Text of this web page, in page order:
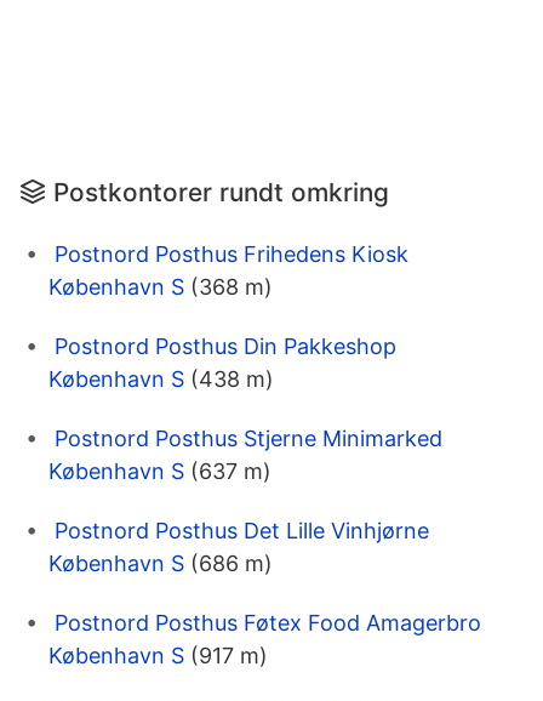
Postkontorer rundt omkring
Postnord Posthus Frihedens Kiosk
København S (368 m)
Postnord Posthus Din Pakkeshop
København S (438 m)
Postnord Posthus Stjerne Minimarked
København S (637 m)
Postnord Posthus Det Lille Vinhjørne
København S (686 m)
Postnord Posthus Føtex Food Amagerbro
København S (917 m)